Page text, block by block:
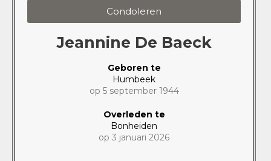
Condoleren
Jeannine De Baeck
Geboren te
Humbeek
op 5 september 1944
Overleden te
Bonheiden
op 3 januari 2026